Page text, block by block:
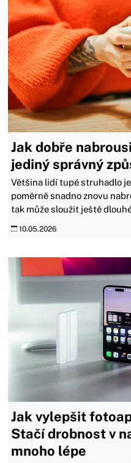
Jak dobře
jediný správný
Většina lidí tupé struhadlo
poměrně snadno znovu
tak může sloužit ještě
10.05.2026
Jak vylepšit
Stačí drobnost v
mnoho lépe